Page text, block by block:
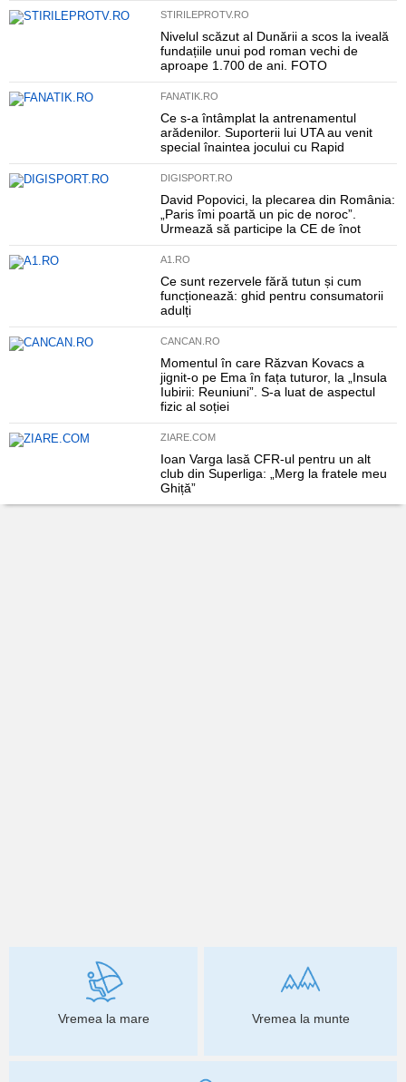
STIRILEPROTV.RO
Nivelul scăzut al Dunării a scos la iveală
fundațiile unui pod roman vechi de
aproape 1.700 de ani. FOTO
FANATIK.RO
Ce s-a întâmplat la antrenamentul
arădenilor. Suporterii lui UTA au venit
special înaintea jocului cu Rapid
DIGISPORT.RO
David Popovici, la plecarea din România:
„Paris îmi poartă un pic de noroc”.
Urmează să participe la CE de înot
A1.RO
Ce sunt rezervele fără tutun și cum
funcționează: ghid pentru consumatorii
adulți
CANCAN.RO
Momentul în care Răzvan Kovacs a
jignit-o pe Ema în fața tuturor, la „Insula
Iubirii: Reuniuni”. S-a luat de aspectul
fizic al soției
ZIARE.COM
Ioan Varga lasă CFR-ul pentru un alt
club din Superliga: „Merg la fratele meu
Ghiță”
Vremea la mare Vremea la munte